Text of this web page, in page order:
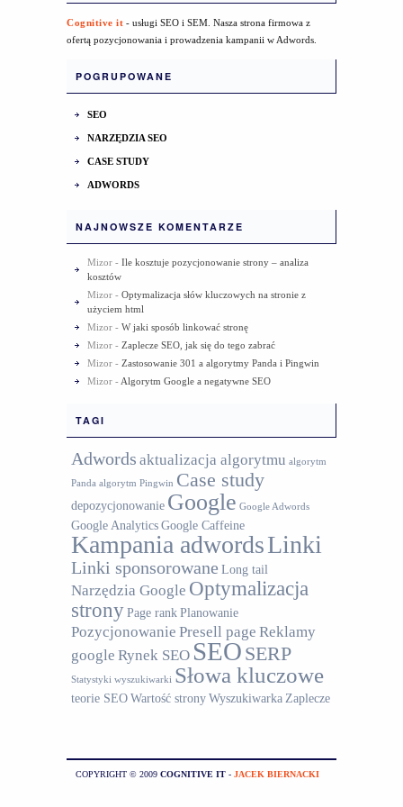
Cognitive it - usługi SEO i SEM. Nasza strona firmowa z
ofertą pozycjonowania i prowadzenia kampanii w Adwords.
POGRUPOWANE
SEO
NARZĘDZIA SEO
CASE STUDY
ADWORDS
NAJNOWSZE KOMENTARZE
Mizor - Ile kosztuje pozycjonowanie strony – analiza
kosztów
Mizor - Optymalizacja słów kluczowych na stronie z
użyciem html
Mizor - W jaki sposób linkować stronę
Mizor - Zaplecze SEO, jak się do tego zabrać
Mizor - Zastosowanie 301 a algorytmy Panda i Pingwin
Mizor - Algorytm Google a negatywne SEO
TAGI
Adwords aktualizacja algorytmu algorytm
Panda algorytm Pingwin Case study
depozycjonowanie Google Google Adwords
Google AnalyticsGoogle Caffeine
Kampania adwordsLinki
Linki sponsorowane Long tail
Narzędzia Google Optymalizacja
stronyPage rankPlanowanie
Pozycjonowanie Presell page Reklamy
google Rynek SEO SEO SERP
Statystyki wyszukiwarki Słowa kluczowe
teorie SEOWartość stronyWyszukiwarka Zaplecze
COPYRIGHT © 2009 COGNITIVE IT - JACEK BIERNACKI